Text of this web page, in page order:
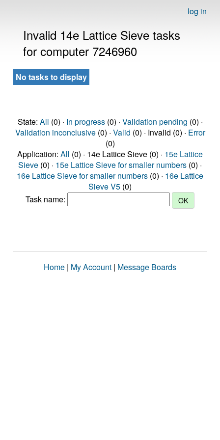
log in
Invalid 14e Lattice Sieve tasks
for computer 7246960
No tasks to display
State: All (0) · In progress(0) · Validation pending (0) ·
Validation inconclusive(0) · Valid (0) · Invalid (0) · Error
(0)
Application: All (0) · 14e Lattice Sieve (0) · 15e Lattice
Sieve (0) · 15e Lattice Sieve for smaller numbers (0) ·
16e Lattice Sieve for smaller numbers (0) · 16e Lattice
Sieve V5 (0)
Task name:
Home | My Account | Message Boards